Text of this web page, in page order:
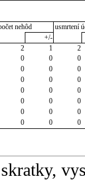
nehôd
usmrtení
+/-
2 1
2
0 0
0
0 0
0
0 0
0
0 0
0
0 0
0
0 0
0
0 0 0